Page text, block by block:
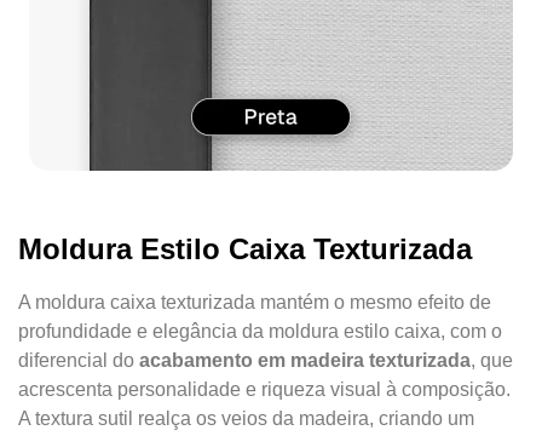
Moldura Estilo Caixa Texturizada
A moldura caixa texturizada mantém o mesmo efeito de
profundidade e elegância da moldura estilo caixa, com o
diferencial do acabamento em madeira texturizada, que
acrescenta personalidade e riqueza visual à composição.
A textura sutil realça os veios da madeira, criando um